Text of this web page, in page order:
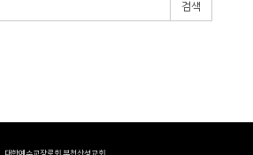
검색